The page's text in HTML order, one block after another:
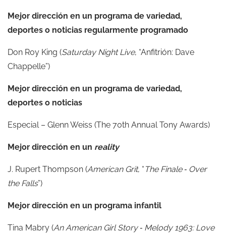
Mejor dirección en un programa de variedad,
deportes o noticias regularmente programado
Don Roy King (Saturday Night Live, “Anfitrión: Dave
Chappelle”)
Mejor dirección en un programa de variedad,
deportes o noticias
Especial – Glenn Weiss (The 70th Annual Tony Awards)
Mejor dirección en un reality
J. Rupert Thompson (American Grit, “ The Finale ‑ Over
the Falls”)
Mejor dirección en un programa infantil
Tina Mabry (An American Girl Story ‑ Melody 1963: Love